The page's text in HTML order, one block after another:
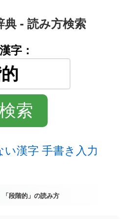
典 - 読み方検索
漢字：
い漢字 手書き入力
「段階的」の読み方